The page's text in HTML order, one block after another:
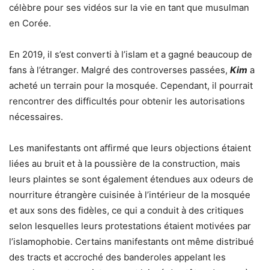
célèbre pour ses vidéos sur la vie en tant que musulman
en Corée.
En 2019, il s’est converti à l’islam et a gagné beaucoup de
fans à l’étranger. Malgré des controverses passées, Kim a
acheté un terrain pour la mosquée. Cependant, il pourrait
rencontrer des difficultés pour obtenir les autorisations
nécessaires.
Les manifestants ont affirmé que leurs objections étaient
liées au bruit et à la poussière de la construction, mais
leurs plaintes se sont également étendues aux odeurs de
nourriture étrangère cuisinée à l’intérieur de la mosquée
et aux sons des fidèles, ce qui a conduit à des critiques
selon lesquelles leurs protestations étaient motivées par
l’islamophobie. Certains manifestants ont même distribué
des tracts et accroché des banderoles appelant les